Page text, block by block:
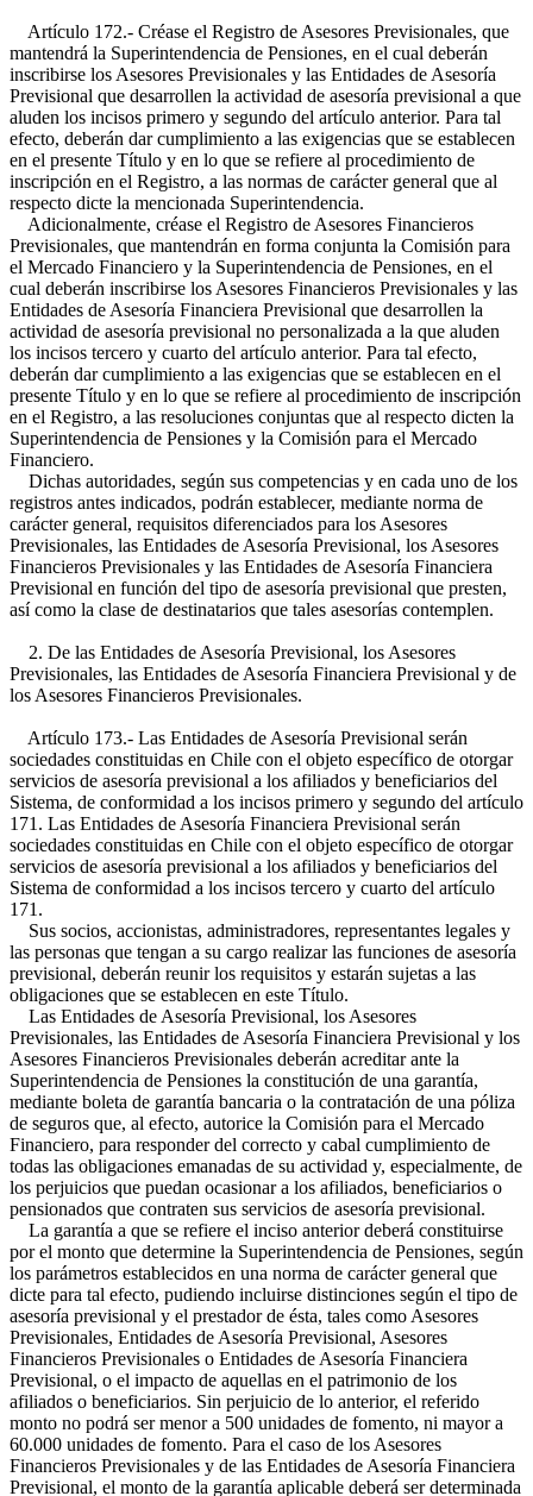
Artículo 172.- Créase el Registro de Asesores Previsionales, que
mantendrá la Superintendencia de Pensiones, en el cual deberán
inscribirse los Asesores Previsionales y las Entidades de Asesoría
Previsional que desarrollen la actividad de asesoría previsional a que
aluden los incisos primero y segundo del artículo anterior. Para tal
efecto, deberán dar cumplimiento a las exigencias que se establecen
en el presente Título y en lo que se refiere al procedimiento de
inscripción en el Registro, a las normas de carácter general que al
respecto dicte la mencionada Superintendencia.
Adicionalmente, créase el Registro de Asesores Financieros
Previsionales, que mantendrán en forma conjunta la Comisión para
el Mercado Financiero y la Superintendencia de Pensiones, en el
cual deberán inscribirse los Asesores Financieros Previsionales y las
Entidades de Asesoría Financiera Previsional que desarrollen la
actividad de asesoría previsional no personalizada a la que aluden
los incisos tercero y cuarto del artículo anterior. Para tal efecto,
deberán dar cumplimiento a las exigencias que se establecen en el
presente Título y en lo que se refiere al procedimiento de inscripción
en el Registro, a las resoluciones conjuntas que al respecto dicten la
Superintendencia de Pensiones y la Comisión para el Mercado
Financiero.
Dichas autoridades, según sus competencias y en cada uno de los
registros antes indicados, podrán establecer, mediante norma de
carácter general, requisitos diferenciados para los Asesores
Previsionales, las Entidades de Asesoría Previsional, los Asesores
Financieros Previsionales y las Entidades de Asesoría Financiera
Previsional en función del tipo de asesoría previsional que presten,
así como la clase de destinatarios que tales asesorías contemplen.
2. De las Entidades de Asesoría Previsional, los Asesores
Previsionales, las Entidades de Asesoría Financiera Previsional y de
los Asesores Financieros Previsionales.
Artículo 173.- Las Entidades de Asesoría Previsional serán
sociedades constituidas en Chile con el objeto específico de otorgar
servicios de asesoría previsional a los afiliados y beneficiarios del
Sistema, de conformidad a los incisos primero y segundo del artículo
171. Las Entidades de Asesoría Financiera Previsional serán
sociedades constituidas en Chile con el objeto específico de otorgar
servicios de asesoría previsional a los afiliados y beneficiarios del
Sistema de conformidad a los incisos tercero y cuarto del artículo
171.
Sus socios, accionistas, administradores, representantes legales y
las personas que tengan a su cargo realizar las funciones de asesoría
previsional, deberán reunir los requisitos y estarán sujetas a las
obligaciones que se establecen en este Título.
Las Entidades de Asesoría Previsional, los Asesores
Previsionales, las Entidades de Asesoría Financiera Previsional y los
Asesores Financieros Previsionales deberán acreditar ante la
Superintendencia de Pensiones la constitución de una garantía,
mediante boleta de garantía bancaria o la contratación de una póliza
de seguros que, al efecto, autorice la Comisión para el Mercado
Financiero, para responder del correcto y cabal cumplimiento de
todas las obligaciones emanadas de su actividad y, especialmente, de
los perjuicios que puedan ocasionar a los afiliados, beneficiarios o
pensionados que contraten sus servicios de asesoría previsional.
La garantía a que se refiere el inciso anterior deberá constituirse
por el monto que determine la Superintendencia de Pensiones, según
los parámetros establecidos en una norma de carácter general que
dicte para tal efecto, pudiendo incluirse distinciones según el tipo de
asesoría previsional y el prestador de ésta, tales como Asesores
Previsionales, Entidades de Asesoría Previsional, Asesores
Financieros Previsionales o Entidades de Asesoría Financiera
Previsional, o el impacto de aquellas en el patrimonio de los
afiliados o beneficiarios. Sin perjuicio de lo anterior, el referido
monto no podrá ser menor a 500 unidades de fomento, ni mayor a
60.000 unidades de fomento. Para el caso de los Asesores
Financieros Previsionales y de las Entidades de Asesoría Financiera
Previsional, el monto de la garantía aplicable deberá ser determinada